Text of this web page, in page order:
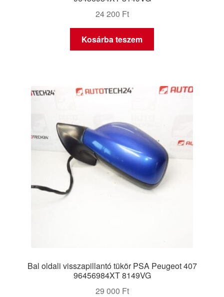
24 200 Ft
Kosárba teszem
Bal oldali visszapillantó tükör PSA Peugeot 407
96456984XT 8149VG
29 000 Ft